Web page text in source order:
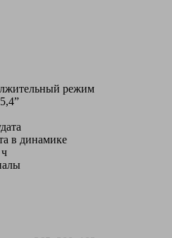
режим
в динамике